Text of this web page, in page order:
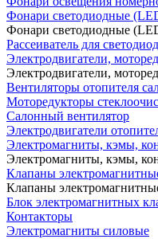
Фонари светодиодные
Фонари светодиодные
Рассеиватель для
Электродвигатели,
Электродвигатели,
Вентиляторы отопителя
Моторедукторы
Салонный вентилятор
Электродвигатели
Электромагниты, кэмы,
Электромагниты, кэмы,
Клапаны
Клапаны
Блок электромагнитных
Контакторы
Электромагниты силовые